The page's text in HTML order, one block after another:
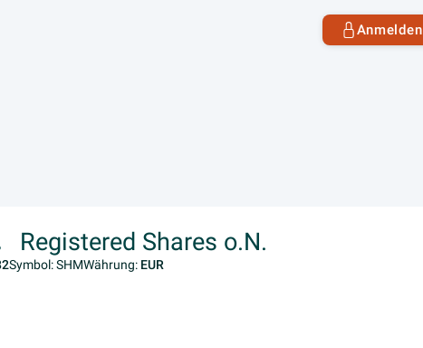
Anmelden
Registered Shares o.N.
Symbol: SHMWährung: EUR